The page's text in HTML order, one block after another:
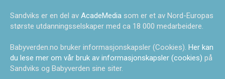
Sandviks er en del av AcadeMedia som er et av Nord-Europas
største utdanningsselskaper med ca 18 000 medarbeidere.
Babyverden.no bruker informasjonskapsler (Cookies). Her kan
du lese mer om vår bruk av informasjonskapsler (cookies) på
Sandviks og Babyverden sine siter.